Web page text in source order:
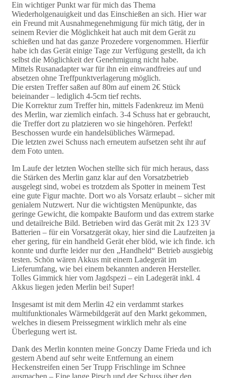
Ein wichtiger Punkt war für mich das Thema
Wiederholgenauigkeit und das Einschießen an sich. Hier war
ein Freund mit Ausnahmegenehmigung für mich tätig, der in
seinem Revier die Möglichkeit hat auch mit dem Gerät zu
schießen und hat das ganze Prozedere vorgenommen. Hierfür
habe ich das Gerät einige Tage zur Verfügung gestellt, da ich
selbst die Möglichkeit der Genehmigung nicht habe.
Mittels Rusanadapter war für ihn ein einwandfreies auf und
absetzen ohne Treffpunktverlagerung möglich.
Die ersten Treffer saßen auf 80m auf einem 2€ Stück
beieinander – lediglich 4-5cm tief rechts.
Die Korrektur zum Treffer hin, mittels Fadenkreuz im Menü
des Merlin, war ziemlich einfach. 3-4 Schuss hat er gebraucht,
die Treffer dort zu platzieren wo sie hingehören. Perfekt!
Beschossen wurde ein handelsübliches Wärmepad.
Die letzten zwei Schuss nach erneutem aufsetzen seht ihr auf
dem Foto unten.
Im Laufe der letzten Wochen stellte sich für mich heraus, dass
die Stärken des Merlin ganz klar auf den Vorsatzbetrieb
ausgelegt sind, wobei es trotzdem als Spotter in meinem Test
eine gute Figur machte. Dort wo als Vorsatz erlaubt – sicher mit
genialem Nutzwert. Nur die wichtigsten Menüpunkte, das
geringe Gewicht, die kompakte Bauform und das extrem starke
und detailreiche Bild. Betrieben wird das Gerät mit 2x 123 3V
Batterien – für ein Vorsatzgerät okay, hier sind die Laufzeiten ja
eher gering, für ein handheld Gerät eher blöd, wie ich finde. ich
konnte und durfte leider nur den „Handheld“ Betrieb ausgiebig
testen. Schön wären Akkus mit einem Ladegerät im
Lieferumfang, wie bei einem bekannten anderen Hersteller.
Tolles Gimmick hier vom Jagdspezi – ein Ladegerät inkl. 4
Akkus liegen jeden Merlin bei! Super!
Insgesamt ist mit dem Merlin 42 ein verdammt starkes
multifunktionales Wärmebildgerät auf den Markt gekommen,
welches in diesem Preissegment wirklich mehr als eine
Überlegung wert ist.
Dank des Merlin konnten meine Gonczy Dame Frieda und ich
gestern Abend auf sehr weite Entfernung an einem
Heckenstreifen einen 5er Trupp Frischlinge im Schnee